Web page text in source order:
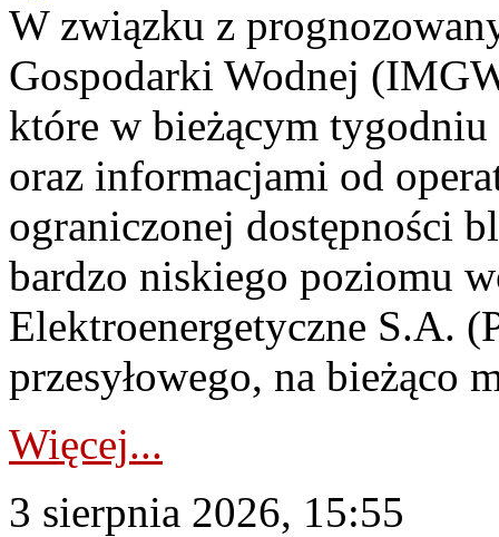
W związku z
Gospodarki Wodnej
które w bieżącym tygodniu
oraz informacjami od
ograniczonej dostępności
bardzo niskiego poziomu
Elektroenergetyczne S.A.
przesyłowego, na bieżąco
Więcej...
3 sierpnia 2026, 15:55